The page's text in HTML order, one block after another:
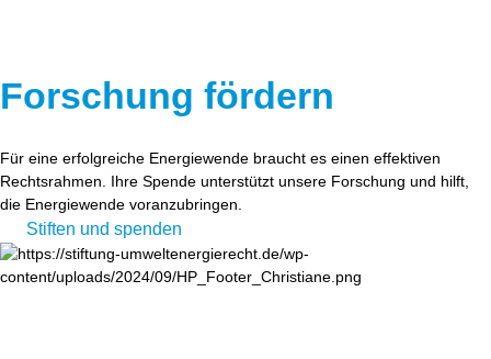
Forschung fördern
Für eine erfolgreiche Energiewende braucht es einen effektiven
Rechtsrahmen. Ihre Spende unterstützt unsere Forschung und hilft,
die Energiewende voranzubringen.
Stiften und spenden